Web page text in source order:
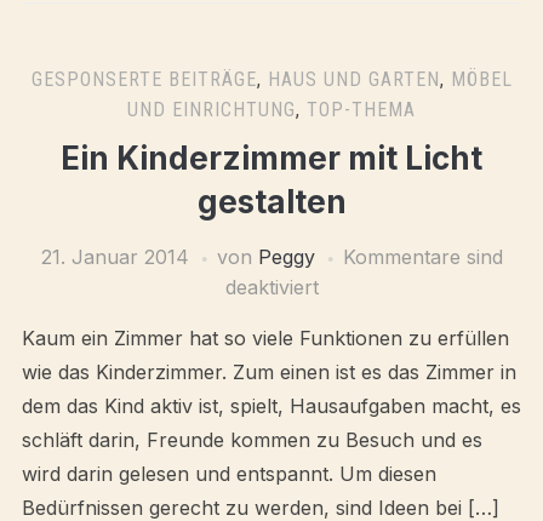
GESPONSERTE BEITRÄGE, HAUS UND GARTEN, MÖBEL
UND EINRICHTUNG, TOP-THEMA
Ein Kinderzimmer mit Licht
gestalten
21. Januar 2014 von Peggy
Kommentare sind
deaktiviert
Kaum ein Zimmer hat so viele Funktionen zu erfüllen
wie das Kinderzimmer. Zum einen ist es das Zimmer in
dem das Kind aktiv ist, spielt, Hausaufgaben macht, es
schläft darin, Freunde kommen zu Besuch und es
wird darin gelesen und entspannt. Um diesen
Bedürfnissen gerecht zu werden, sind Ideen bei […]